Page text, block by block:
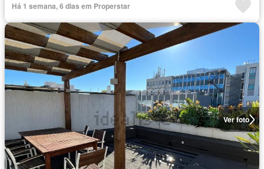
Há 1 semana, 6 dias em Properstar
Ver foto